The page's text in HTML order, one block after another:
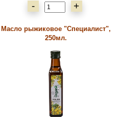
- +
Масло рыжиковое "Специалист",
250мл.